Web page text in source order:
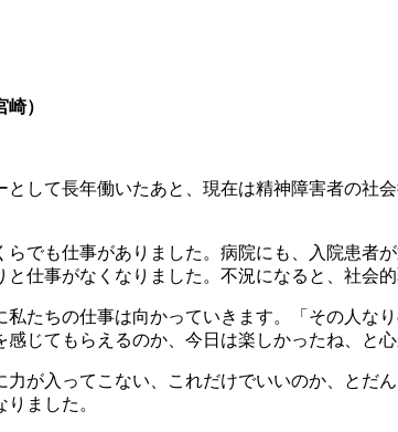
）
して長年働いたあと、現在は精神障害者の社
でも仕事がありました。病院にも、入院患者
仕事がなくなりました。不況になると、社会
たちの仕事は向かっていきます。「その人な
じてもらえるのか、今日は楽しかったね、と
が入ってこない、これだけでいいのか、とだ
ました。